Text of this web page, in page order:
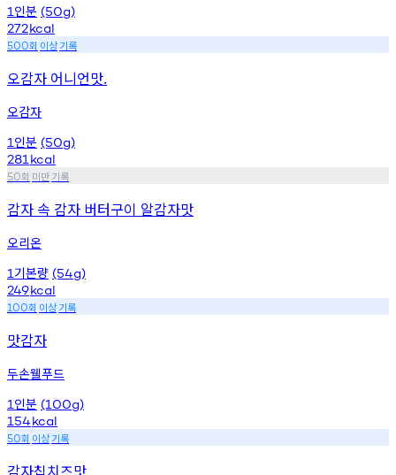
1 인분 (50g)
272kcal
500회 이상기록
오감자 어니언맛.
오감자
1 인분 (50g)
281 kcal
50회 미만기록
감자 속 감자 버터구이 알감자맛
오리온
1 기본량 (54g)
249kcal
100회 이상기록
맛감자
두손웰푸드
1 인분 (100g)
154kcal
50회 이상기록
감자칩치즈맛